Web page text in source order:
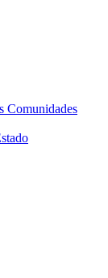
Comunidades